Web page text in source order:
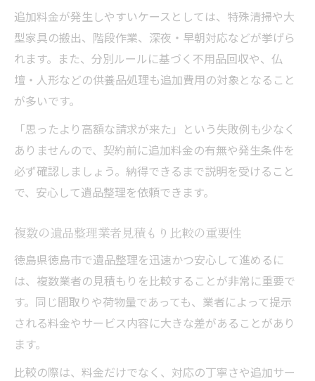
追加料金が発生しやすいケースとしては、特殊清掃や大
型家具の搬出、階段作業、深夜・早朝対応などが挙げら
れます。また、分別ルールに基づく不用品回収や、仏
壇・人形などの供養品処理も追加費用の対象となること
が多いです。
「思ったより高額な請求が来た」という失敗例も少なく
ありませんので、契約前に追加料金の有無や発生条件を
必ず確認しましょう。納得できるまで説明を受けること
で、安心して遺品整理を依頼できます。
複数の遺品整理業者見積もり比較の重要性
徳島県徳島市で遺品整理を迅速かつ安心して進めるに
は、複数業者の見積もりを比較することが非常に重要で
す。同じ間取りや荷物量であっても、業者によって提示
される料金やサービス内容に大きな差があることがあり
ます。
比較の際は、料金だけでなく、対応の丁寧さや追加サー